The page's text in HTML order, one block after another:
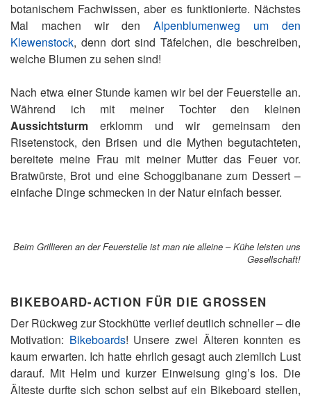
botanischem Fachwissen, aber es funktionierte. Nächstes
Mal machen wir denAlpenblumenweg um den
Klewenstock, denn dort sind Täfelchen, die beschreiben,
welche Blumen zu sehen sind!
Nach etwa einer Stunde kamen wir bei der Feuerstelle an.
Während ich mit meiner Tochter den kleinen
Aussichtsturmerklomm und wir gemeinsam den
Risetenstock, den Brisen und die Mythen begutachteten,
bereitete meine Frau mit meiner Mutter das Feuer vor.
Bratwürste, Brot und eine Schoggibanane zum Dessert –
einfache Dinge schmecken in der Natur einfach besser.
Beim Grillieren an der Feuerstelle ist man nie alleine – Kühe leisten uns
Gesellschaft!
BIKEBOARD-ACTION FÜR DIE GROSSEN
Der Rückweg zur Stockhütte verlief deutlich schneller – die
Motivation: Bikeboards! Unsere zwei Älteren konnten es
kaum erwarten. Ich hatte ehrlich gesagt auch ziemlich Lust
darauf. Mit Helm und kurzer Einweisung ging’s los. Die
Älteste durfte sich schon selbst auf ein Bikeboard stellen,